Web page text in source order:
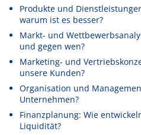
Produkte und
warum ist es besser?
Markt- und
und gegen wen?
Marketing- und
unsere Kunden?
Organisation und
Unternehmen?
Finanzplanung: Wie
Liquidität?